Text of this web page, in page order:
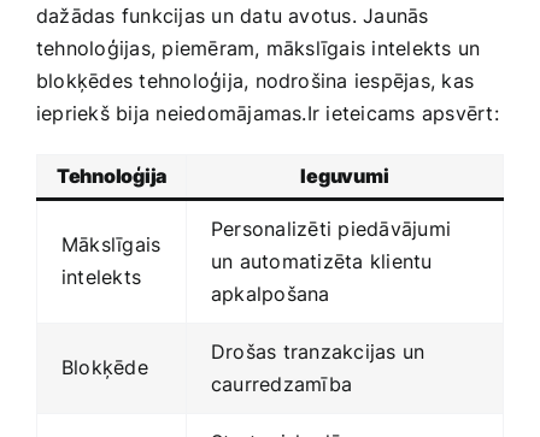
dažādas funkcijas un datu avotus. Jaunās
tehnoloģijas, piemēram, mākslīgais intelekts un‍
blokķēdes tehnoloģija,‍ nodrošina iespējas, kas
iepriekš bija neiedomājamas.Ir ieteicams apsvērt:
Tehnoloģija Ieguvumi
Mākslīgais
intelekts
Personalizēti piedāvājumi
un automatizēta klientu
apkalpošana
Blokķēde
Drošas tranzakcijas un
caurredzamība